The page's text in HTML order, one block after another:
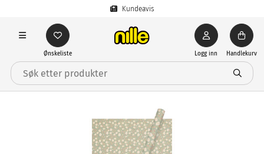
Kundeavis
Ønskeliste Logg inn Handlekurv